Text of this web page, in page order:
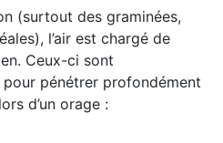
(surtout des graminées,
l’air est chargé de
Ceux-ci sont
pénétrer profondément
d’un orage :